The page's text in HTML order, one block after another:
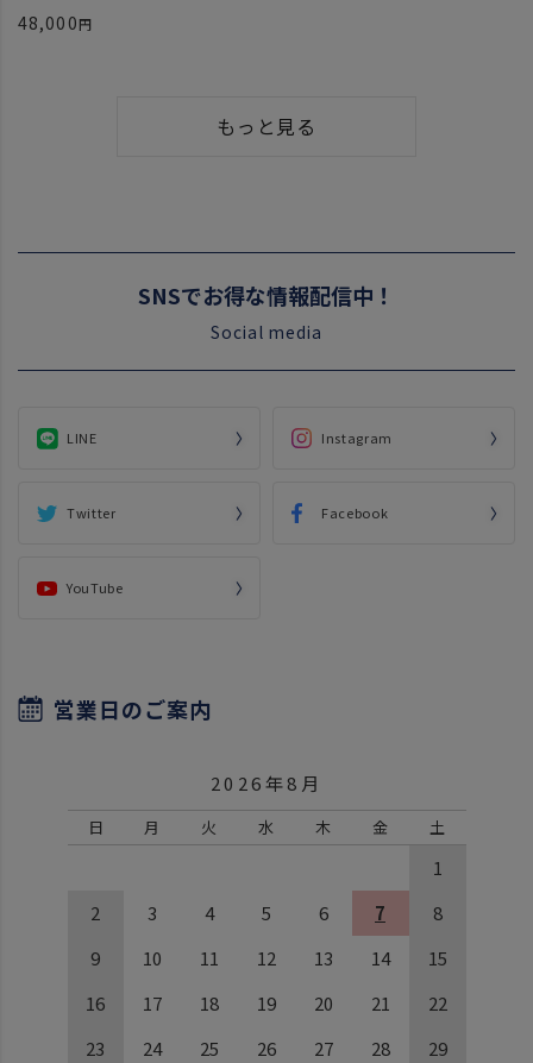
48,000
もっと見る
SNSでお得な情報配信中！
Social media
LINE Instagram
Twitter Facebook
YouTube
営業日のご案内
2026年8月
日 月 火 水 木 金 土
1
2
3 4 5 6 7
8
9
10 11 12 13 14
15
16
17 18 19 20 21
22
23
24 25 26 27 28
29